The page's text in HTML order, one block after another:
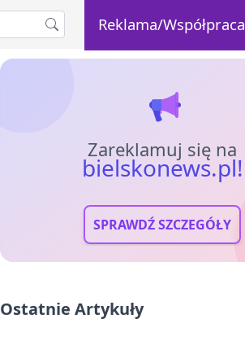
Reklama/Współpraca
Zareklamuj się na
bielskonews.pl!
SPRAWDŹ SZCZEGÓŁY
Ostatnie Artykuły